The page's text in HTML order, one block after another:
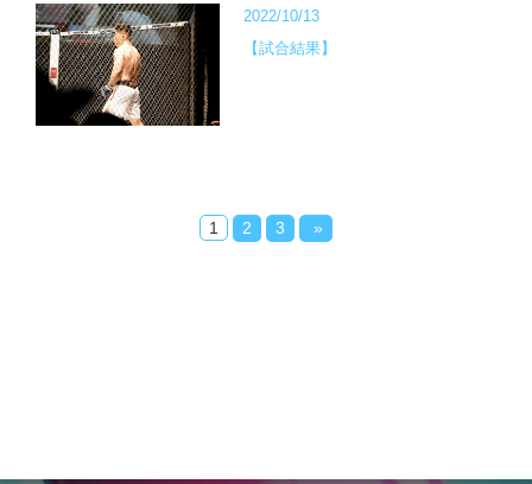
2022/10/13
【試合結果】
1 2 3 »